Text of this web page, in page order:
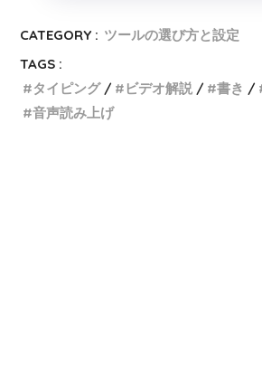
CATEGORY : ツールの選び方と設定
TAGS :
タイピング
ビデオ解説 書き
音声読み上げ